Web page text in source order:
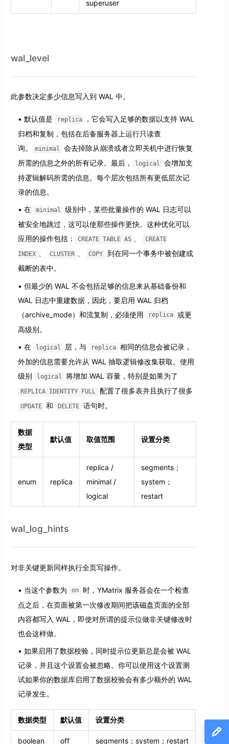
superuser
wal_level
此参数决定多少信息写入到 WAL 中。
默认值是 replica
，它会写入足够的数据以支持 WAL
归档和复制，包括在后备服务器上运行只读查
询。
minimal
会去掉除从崩溃或者立即关机中进行恢复
所需的信息之外的所有记录。最后，
logical
会增加支
持逻辑解码所需的信息。每个层次包括所有更低层次记
录的信息。
在 minimal
级别中，某些批量操作的 WAL 日志可以
被安全地跳过，这可以使那些操作更快。这种优化可以
应用的操作包括：
CREATE TABLE AS 、 CREATE
INDEX 、 CLUSTER 、 COPY
到在同一个事务中被创建或
截断的表中。
但最少的 WAL 不会包括足够的信息来从基础备份和
WAL 日志中重建数据，因此，要启用 WAL 归档
（archive_mode）和流复制，必须使用
replica
或更
高级别。
在 logical 层，与 replica 相同的信息会被记录，
外加的信息需要允许从 WAL 抽取逻辑修改集获取。使用
级别
logical 将增加 WAL 容量，特别是如果为了
REPLICA IDENTITY FULL 配置了很多表并且执行了很多
UPDATE 和 DELETE 语句时。
数据
类型
默认值 取值范围 设置分类
enum replica
replica /
minimal /
logical
segments；
system；
restart
wal_log_hints
对非关键更新同样执行全页写操作。
当这个参数为 on
时，YMatrix 服务器会在一个检查
点之后，在页面被第一次修改期间把该磁盘页面的全部
内容都写入 WAL，即使对所谓的提示位做非关键修改时
也会这样做。
如果启用了数据校验，同时提示位更新总是会被 WAL
记录，并且这个设置会被忽略。你可以使用这个设置测
试如果你的数据库启用了数据校验会有多少额外的 WAL
记录发生。
数据类型 默认值 设置分类
boolean off segments；system；restart